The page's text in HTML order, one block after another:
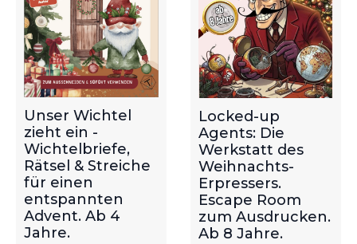
Unser Wichtel
zieht ein -
Wichtelbriefe,
Rätsel & Streiche
für einen
entspannten
Advent. Ab 4
Jahre.
Locked-up
Agents: Die
Werkstatt des
Weihnachts-
Erpressers.
Escape Room
zum Ausdrucken.
Ab 8 Jahre.